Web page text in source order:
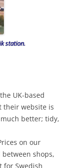
station.
UK-based
their website is
better; tidy,
on our
shops,
for Swedish